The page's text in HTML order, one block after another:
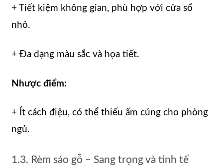
+ Tiết kiệm không gian, phù hợp với cửa sổ
nhỏ.
+ Đa dạng màu sắc và họa tiết.
Nhược điểm:
+ Ít cách điệu, có thể thiếu ấm cúng cho phòng
ngủ.
1.3. Rèm sáo gỗ – Sang trọng và tinh tế